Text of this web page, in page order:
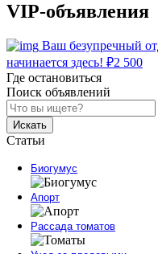
VIP-объявления
Ваш безупречный
начинается здесь! ₽2 500
Где остановиться
Поиск объявлений
Искать
Статьи
Биогумус
Апорт
Рассада томатов